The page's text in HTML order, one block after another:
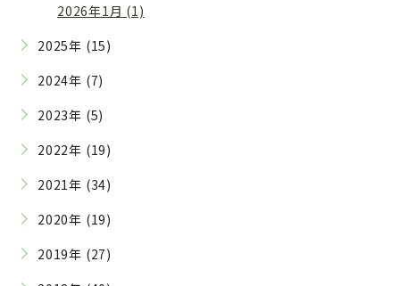
2026年1月 (1)
2025年 (15)
2024年 (7)
2023年 (5)
2022年 (19)
2021年 (34)
2020年 (19)
2019年 (27)